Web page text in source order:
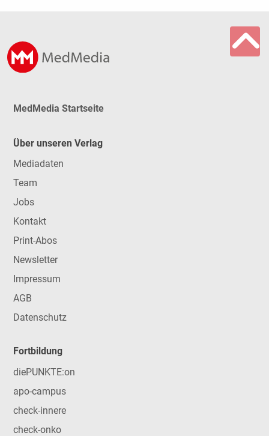
MedMedia Startseite
Über unseren Verlag
Mediadaten
Team
Jobs
Kontakt
Print-Abos
Newsletter
Impressum
AGB
Datenschutz
Fortbildung
diePUNKTE:on
apo-campus
check-innere
check-onko